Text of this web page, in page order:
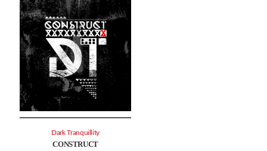
CONSTRUCT
Dark Tranquillity